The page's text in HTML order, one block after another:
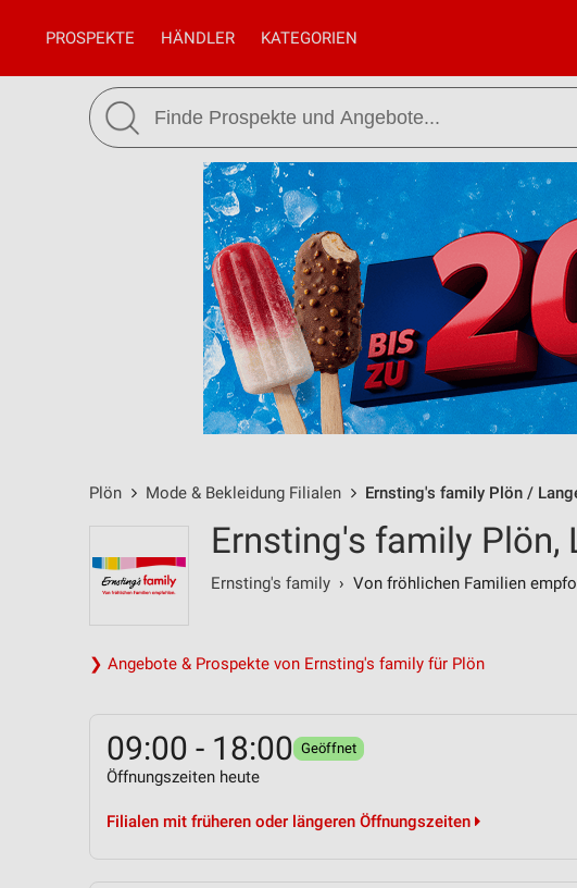
PROSPEKTE HÄNDLER KATEGORIEN
Plön Mode & Bekleidung Filialen Ernsting's family Plön /
Ernsting's family Plön,
Ernsting's family › Von fröhlichen Familien
❯ Angebote & Prospekte von Ernsting's family für Plön
09:00 - 18:00 Geöffnet
Öffnungszeiten heute
Filialen mit früheren oder längeren Öffnungszeiten